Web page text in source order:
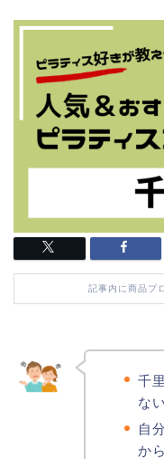
記事内に商品プ
千
な
自
か